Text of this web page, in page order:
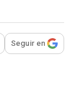
para
Seguir en